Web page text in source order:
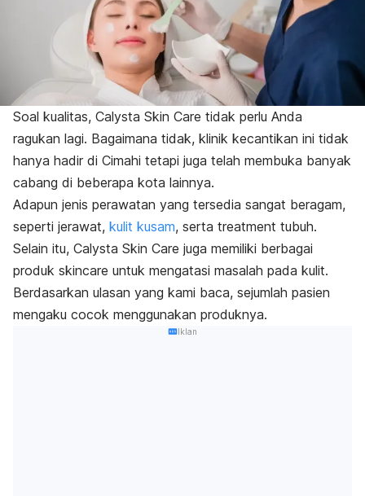
Soal kualitas, Calysta Skin Care tidak perlu Anda
ragukan lagi. Bagaimana tidak, klinik kecantikan ini tidak
hanya hadir di Cimahi tetapi juga telah membuka banyak
cabang di beberapa kota lainnya.
Adapun jenis perawatan yang tersedia sangat beragam,
seperti jerawat, kulit kusam, serta treatment tubuh.
Selain itu, Calysta Skin Care juga memiliki berbagai
produk skincare untuk mengatasi masalah pada kulit.
Berdasarkan ulasan yang kami baca, sejumlah pasien
mengaku cocok menggunakan produknya.
Iklan